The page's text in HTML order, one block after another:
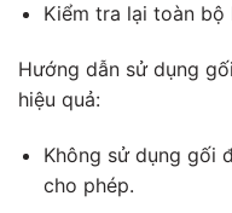
Kiểm tra lại toàn bộ
Hướng dẫn sử dụng
hiệu quả:
Không sử dụng gối
cho phép.